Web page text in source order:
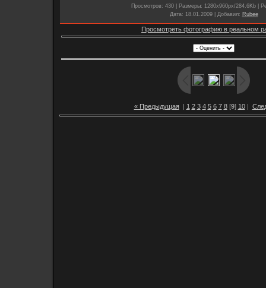
Просмотров: 430 | Размеры: 1280x960px/284.6Kb |
Дата: 18.01.2009 | Добавил: Rubee
Просмотреть фотографию в реальном
« Предыдущая| 1 2 3 4 5 6 7 8[9] 10|